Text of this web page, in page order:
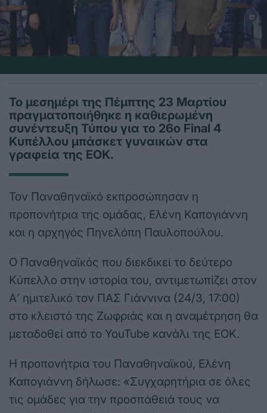
Το μεσημέρι της Πέμπτης 23 Μαρτίου
πραγματοποιήθηκε η καθιερωμένη
συνέντευξη Τύπου για το 26ο Final 4
Κυπέλλου μπάσκετ γυναικών στα
γραφεία της ΕΟΚ.
Τον Παναθηναϊκό εκπροσώπησαν η
προπονήτρια της ομάδας, Ελένη Καπογιάννη
και η αρχηγός Πηνελόπη Παυλοπούλου.
Ο Παναθηναϊκός που διεκδικεί το δεύτερο
Κύπελλο στην ιστορία του, αντιμετωπίζει στον
Α’ ημιτελικό τον ΠΑΣ Γιάννινα (24/3, 17:00)
στο κλειστό της Ζωφριάς και η αναμέτρηση θα
μεταδοθεί από το YouTube κανάλι της ΕΟΚ.
Η προπονήτρια του Παναθηναϊκού, Ελένη
Καπογιάννη δήλωσε: «Συγχαρητήρια σε όλες
τις ομάδες για την προσπάθειά τους να